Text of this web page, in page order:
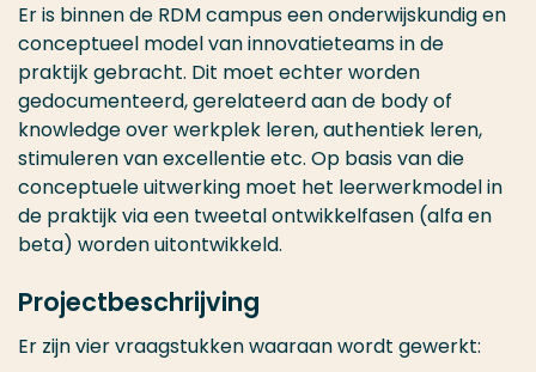
Er is binnen de RDM campus een onderwijskundig en
conceptueel model van innovatieteams in de
praktijk gebracht. Dit moet echter worden
gedocumenteerd, gerelateerd aan de body of
knowledge over werkplek leren, authentiek leren,
stimuleren van excellentie etc. Op basis van die
conceptuele uitwerking moet het leerwerkmodel in
de praktijk via een tweetal ontwikkelfasen (alfa en
beta) worden uitontwikkeld.
Projectbeschrijving
Er zijn vier vraagstukken waaraan wordt gewerkt: